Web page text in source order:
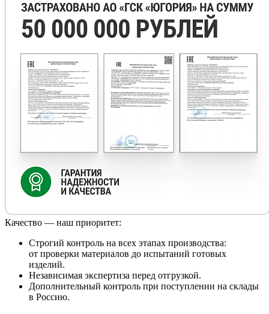
Качество — наш приоритет:
Строгий контроль на всех этапах производства:
от проверки материалов до испытаний готовых
изделий.
Независимая экспертиза перед отгрузкой.
Дополнительный контроль при поступлении на склады
в Россию.